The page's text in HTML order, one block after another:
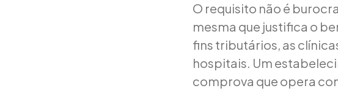
O requisito não é
mesma que justifica o
fins tributários, as
hospitais. Um
comprova que opera